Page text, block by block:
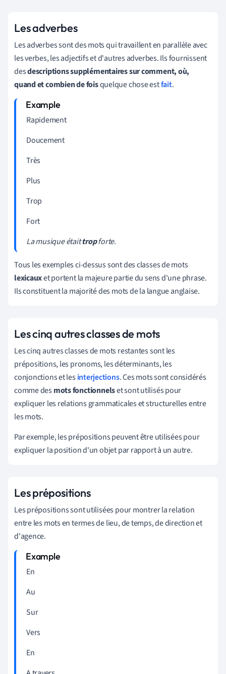
Les adverbes
Les adverbes sont des mots qui travaillent en parallèle avec
les verbes, les adjectifs et d'autres adverbes. Ils fournissent
desdescriptions supplémentaires sur comment, où,
quand et combiende foisquelque chose estfait.
Rapidement
Doucement
Très
Plus
Trop
Fort
La musique étaittropforte.
Tous les exemples ci-dessus sont des classes de mots
lexicauxet portent la majeure partie du sens d'une phrase.
Ils constituent la majorité des mots de la langue anglaise.
Les cinq autres classes de mots
Les cinq autres classes de mots restantes sont les
prépositions, les pronoms, les déterminants, les
conjonctions et lesinterjections. Ces mots sont considérés
comme desmots fonctionnelset sont utilisés pour
expliquer les relations grammaticales et structurelles entre
les mots.
Par exemple, les prépositions peuvent être utilisées pour
expliquer la position d'un objet par rapport à un autre.
Les prépositions
Les prépositions sont utilisées pour montrer la relation
entre les mots en termes de lieu, de temps, de direction et
d'agence.
En
Au
Sur
Vers
En